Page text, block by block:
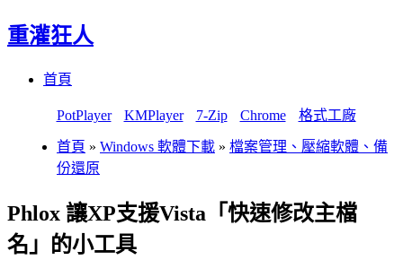
重灌狂人
首頁
PotPlayer KMPlayer 7-Zip Chrome 格式工廠
首頁 » Windows 軟體下載 » 檔案管理、壓縮軟體、備
份還原
Phlox 讓XP支援Vista「快速修改主檔
名」的小工具